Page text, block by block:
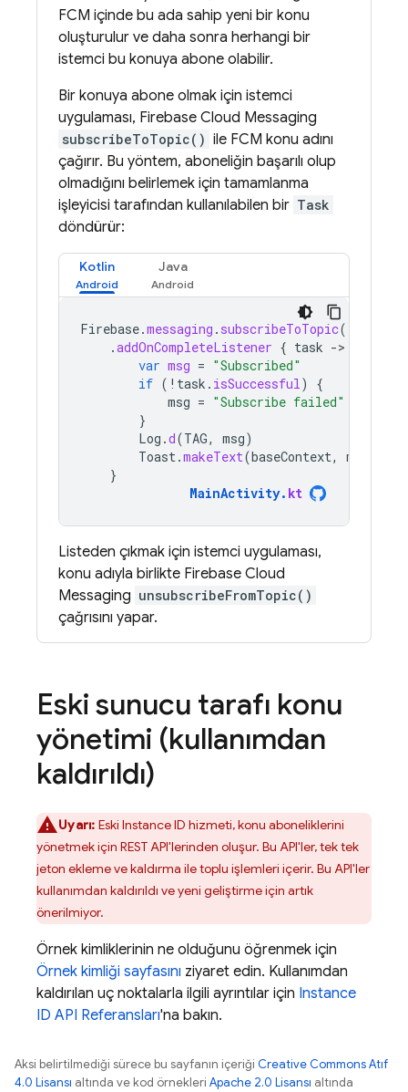
FCM içinde bu ada sahip yeni bir konu
oluşturulur ve daha sonra herhangi bir
istemci bu konuya abone olabilir.
Bir konuya abone olmak için istemci
uygulaması, Firebase Cloud Messaging
subscribeToTopic() ile FCM konu adını
çağırır. Bu yöntem, aboneliğin başarılı olup
olmadığını belirlemek için tamamlanma
işleyicisi tarafından kullanılabilen bir Task
döndürür:
Kotlin Java
Firebase.messaging . subscribeToTopic(
.addOnCompleteListener { task -
var msg = "Subscribed"
if ( ! task . isSuccessful)
{
msg = "Subscribe failed"
}
Log .d(TAG, msg)
Toast.makeText(baseContext, msg
}
MainActivity. kt
Listeden çıkmak için istemci uygulaması,
konu adıyla birlikte Firebase Cloud
Messaging unsubscribeFromTopic()
çağrısını yapar.
Eski sunucu tarafı konu
yönetimi (kullanımdan
kaldırıldı)
Uyarı: Eski Instance ID hizmeti, konu aboneliklerini
yönetmek için REST API'lerinden oluşur. Bu API'ler, tek tek
jeton ekleme ve kaldırma ile toplu işlemleri içerir. Bu API'ler
kullanımdan kaldırıldı ve yeni geliştirme için artık
önerilmiyor.
Örnek kimliklerinin ne olduğunu öğrenmek için
Örnek kimliği sayfasını ziyaret edin. Kullanımdan
kaldırılan uç noktalarla ilgili ayrıntılar için Instance
ID API Referansları'na bakın.
Aksi belirtilmediği sürece bu sayfanın içeriği Creative Commons Atıf
4.0 Lisansı altında ve kod örnekleri Apache 2.0 Lisansı altında